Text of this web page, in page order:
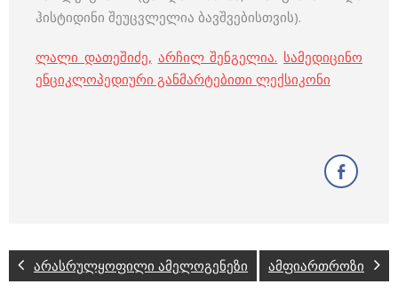
ჰისტიდინი შეუცვლელია ბავშვებისთვის).
ლალი დათეშიძე, არჩილ შენგელია. სამედიცინო
ენციკლოპედიური განმარტებითი ლექსიკონი
არასრულყოფილი ამელოგენეზი ამფიართროზი